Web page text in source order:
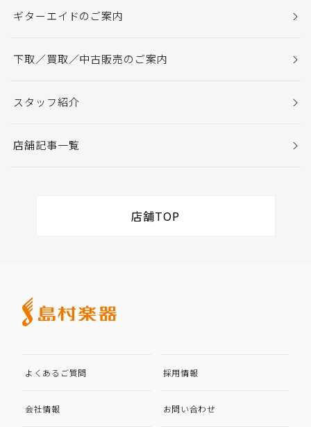
ギターエイドのご案内
下取／買取／中古販売のご案内
スタッフ紹介
店舗記事一覧
店舗TOP
よくあるご質問 採用情報
会社情報 お問い合わせ